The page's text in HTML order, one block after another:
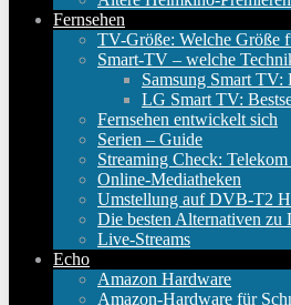
Fernsehen
TV-Größe: Welche Größe
Smart-TV – welche
Samsung Smart TV:
LG Smart TV:
Fernsehen entwickelt sich
Serien – Guide
Streaming Check:
Online-Mediatheken
Umstellung auf DVB-T2
Die besten Alternativen
Live-Streams
Echo
Amazon Hardware
Amazon-Hardware für